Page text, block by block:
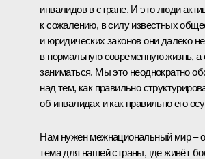
инвалидов в стране. И это люди
к сожалению, в силу известных
и юридических законов они далеко
в нормальную современную жизнь,
заниматься. Мы это неоднократно
над тем, как правильно
об инвалидах и как правильно его
Нам нужен межнациональный мир –
тема для нашей страны, где живёт